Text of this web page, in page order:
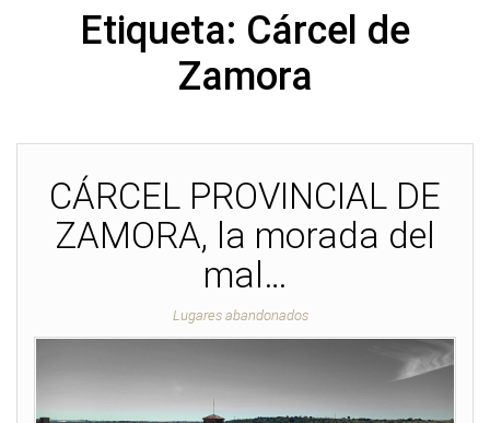
Etiqueta: Cárcel de
Zamora
CÁRCEL PROVINCIAL DE
ZAMORA, la morada del
mal…
Lugares abandonados